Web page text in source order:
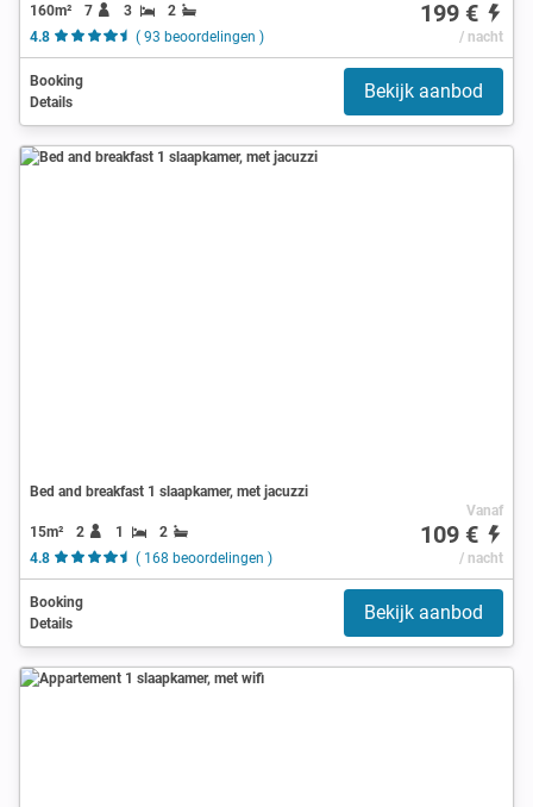
160m² 7 3
2
4.8
( 93 beoordelingen )
199 €
/ nacht
Booking
Details
Bekijk aanbod
Bed and breakfast 1 slaapkamer, met jacuzzi
15m² 2 1
2
4.8
( 168 beoordelingen )
Vanaf
109 €
/ nacht
Booking
Details
Bekijk aanbod